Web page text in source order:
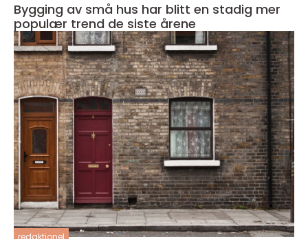
Bygging av små hus har blitt en stadig mer
populær trend de siste årene